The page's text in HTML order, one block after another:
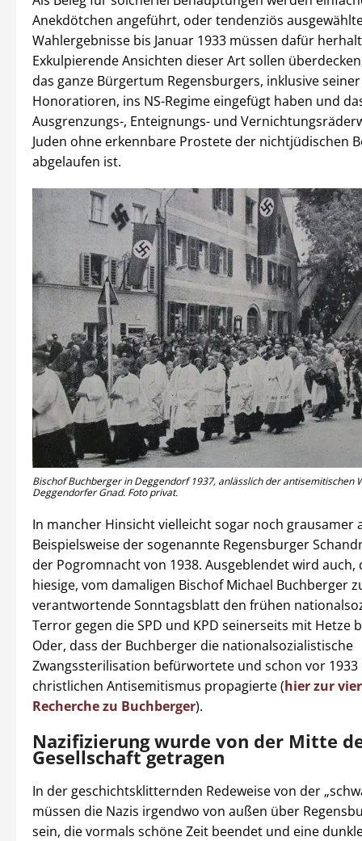
Anekdötchen angeführt, oder tendenziös
Wahlergebnisse bis Januar 1933 müssen dafür
Exkulpierende Ansichten dieser Art sollen
das ganze Bürgertum Regensburgers, inklusive
Honoratioren, ins NS-Regime eingefügt haben und
Ausgrenzungs-, Enteignungs- und
Juden ohne erkennbare Prostete der nichtjüdischen
abgelaufen ist.
Bischof Buchberger in Deggendorf 1937, anlässlich der antisemitischen
Deggendorfer Gnad. Foto privat.
In mancher Hinsicht vielleicht sogar noch grausamer
Beispielsweise der sogenannte Regensburger
der Pogromnacht von 1938. Ausgeblendet wird auch,
hiesige, vom damaligen Bischof Michael Buchberger
verantwortende Sonntagsblatt den frühen
Terror gegen die SPD und KPD seinerseits mit Hetze
Oder, dass der Buchberger die nationalsozialistische
Zwangssterilisation befürwortete und schon vor 1933
christlichen Antisemitismus propagierte (hier zur
Recherche zu Buchberger).
Nazifizierung wurde von der Mitte
Gesellschaft getragen
In der geschichtsklitternden Redeweise von der
müssen die Nazis irgendwo von außen über
sein, die vormals schöne Zeit beendet und eine